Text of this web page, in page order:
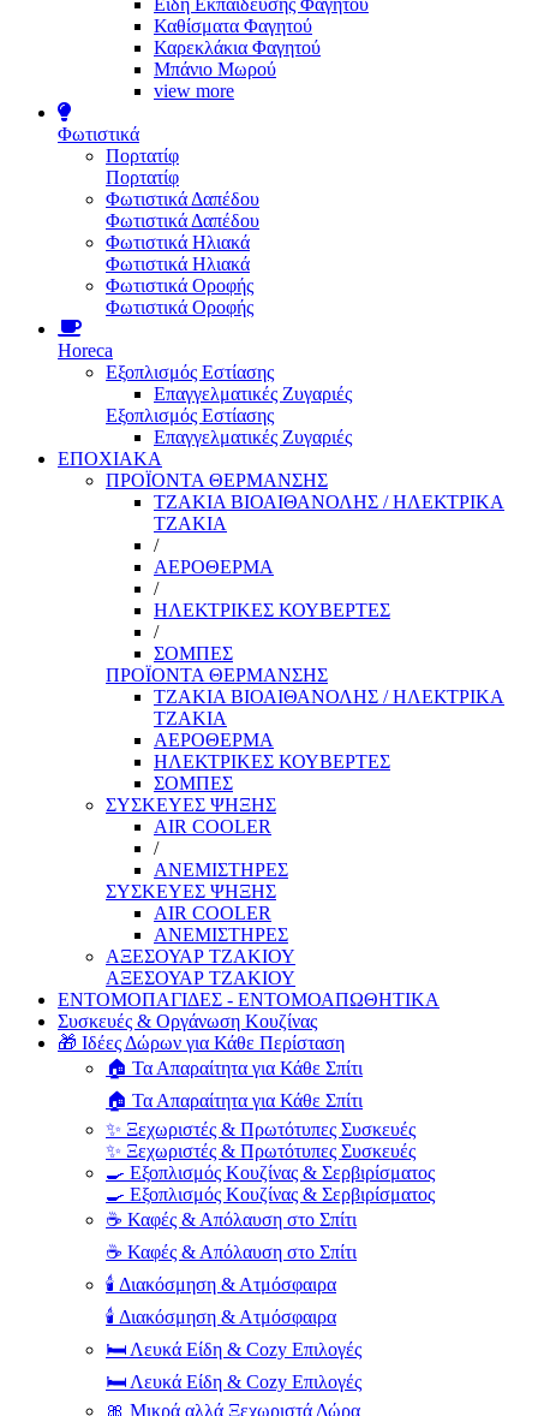
Είδη Εκπαίδευσης Φαγητού
Καθίσματα Φαγητού
Καρεκλάκια Φαγητού
Μπάνιο Μωρού
view more
Φωτιστικά
Πορτατίφ
Πορτατίφ
Φωτιστικά Δαπέδου
Φωτιστικά Δαπέδου
Φωτιστικά Ηλιακά
Φωτιστικά Ηλιακά
Φωτιστικά Οροφής
Φωτιστικά Οροφής
Horeca
Εξοπλισμός Εστίασης
Επαγγελματικές Ζυγαριές
Εξοπλισμός Εστίασης
Επαγγελματικές Ζυγαριές
ΕΠΟΧΙΑΚΑ
ΠΡΟΪΟΝΤΑ ΘΕΡΜΑΝΣΗΣ
ΤΖΑΚΙΑ ΒΙΟΑΙΘΑΝΟΛΗΣ / ΗΛΕΚΤΡΙΚΑ
ΤΖΑΚΙΑ
/
ΑΕΡΟΘΕΡΜΑ
/
ΗΛΕΚΤΡΙΚΕΣ ΚΟΥΒΕΡΤΕΣ
/
ΣΟΜΠΕΣ
ΠΡΟΪΟΝΤΑ ΘΕΡΜΑΝΣΗΣ
ΤΖΑΚΙΑ ΒΙΟΑΙΘΑΝΟΛΗΣ / ΗΛΕΚΤΡΙΚΑ
ΤΖΑΚΙΑ
ΑΕΡΟΘΕΡΜΑ
ΗΛΕΚΤΡΙΚΕΣ ΚΟΥΒΕΡΤΕΣ
ΣΟΜΠΕΣ
ΣΥΣΚΕΥΕΣ ΨΗΞΗΣ
AIR COOLER
/
ΑΝΕΜΙΣΤΗΡΕΣ
ΣΥΣΚΕΥΕΣ ΨΗΞΗΣ
AIR COOLER
ΑΝΕΜΙΣΤΗΡΕΣ
ΑΞΕΣΟΥΑΡ ΤΖΑΚΙΟΥ
ΑΞΕΣΟΥΑΡ ΤΖΑΚΙΟΥ
ΕΝΤΟΜΟΠΑΓΙΔΕΣ - ΕΝΤΟΜΟΑΠΩΘΗΤΙΚΑ
Συσκευές & Οργάνωση Κουζίνας
🎁 Ιδέες Δώρων για Κάθε Περίσταση
🏠 Τα Απαραίτητα για Κάθε Σπίτι
🏠 Τα Απαραίτητα για Κάθε Σπίτι
✨ Ξεχωριστές & Πρωτότυπες Συσκευές
✨ Ξεχωριστές & Πρωτότυπες Συσκευές
🍳 Εξοπλισμός Κουζίνας & Σερβιρίσματος
🍳 Εξοπλισμός Κουζίνας & Σερβιρίσματος
☕ Καφές & Απόλαυση στο Σπίτι
☕ Καφές & Απόλαυση στο Σπίτι
🕯️ Διακόσμηση & Ατμόσφαιρα
🕯️ Διακόσμηση & Ατμόσφαιρα
🛏️ Λευκά Είδη & Cozy Επιλογές
🛏️ Λευκά Είδη & Cozy Επιλογές
🎀 Μικρά αλλά Ξεχωριστά Δώρα